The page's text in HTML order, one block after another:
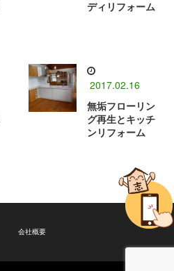
ディリフォーム
2017.02.16
無垢フローリン
グ再生とキッチ
ンリフォーム
会社概要